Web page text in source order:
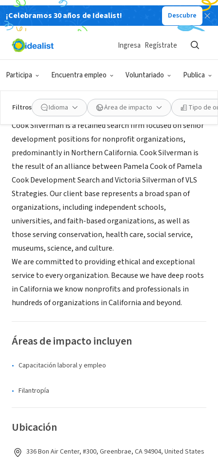
¡Celebramos 30 años de Idealist! Descubre
Participa Encuentra empleo Voluntariado Publica
Ingresa Regístrate
Filtros Idioma Área de impacto Tipo de
CONSULTOR TERCER SECTOR
Cook Silverman Search
Acerca de
Cook Silverman is a retained search firm focused on senior
development positions for nonprofit organizations,
predominantly in Northern California. Cook Silverman is
the result of an alliance between Pamela Cook of Pamela
Cook Development Search and Victoria Silverman of VLS
Strategies. Our client base represents a broad span of
organizations, including independent schools,
universities, and faith-based organizations, as well as
those serving conservation, health care, social service,
museums, science, and culture.
We are committed to providing ethical and exceptional
service to every organization. Because we have deep roots
in California we know nonprofits and professionals in
hundreds of organizations in California and beyond.
Áreas de impacto incluyen
Capacitación laboral y empleo
Filantropía
Ubicación
336 Bon Air Center, #300, Greenbrae, CA 94904, United States